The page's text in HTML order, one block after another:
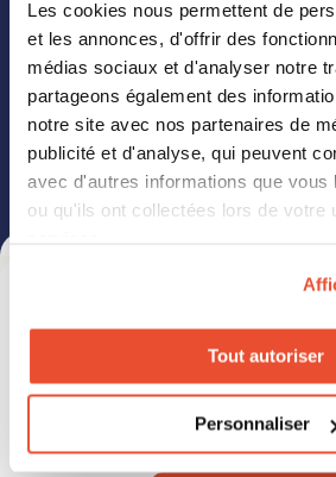
Les cookies nous permettent de
et les annonces, d'offrir des
médias sociaux et d'analyser notre
partageons également des
notre site avec nos partenaires de
publicité et d'analyse, qui peuvent
avec d'autres informations que vous
ou qu'ils ont collectées lors de votre
Tout autoriser
Personnaliser
de communication préféré en cochant la case
J'accepte de recevoir d'autres
Consultez notre Politique de confidentialité pour
modalités de désabonnement, nos politiques de
engagement vis-à-vis de la protection et du
En cliquant sur « Envoyer » ci-dessous, vous
à stocker et traiter les données personnelles
vous fournisse le contenu demandé.
Découvrez
tout le potentiel
marqueen
minutes